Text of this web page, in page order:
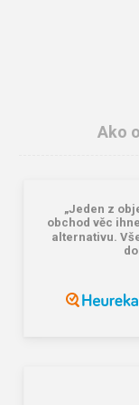
Respirátor ARDON®
FFP2 s ventilom
Ako
„Jeden z
obchod věc
alternativu.